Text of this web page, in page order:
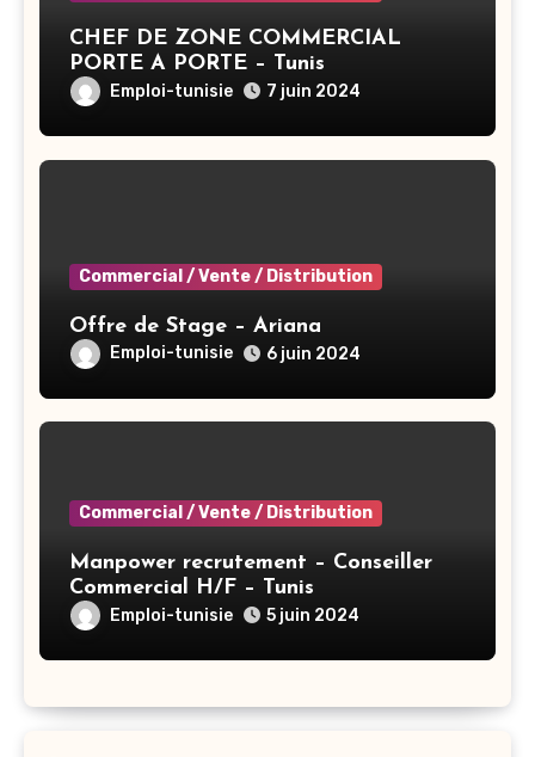
CHEF DE ZONE COMMERCIAL
PORTE A PORTE – Tunis
Emploi-tunisie 7 juin 2024
Commercial / Vente / Distribution
Offre de Stage – Ariana
Emploi-tunisie 6 juin 2024
Commercial / Vente / Distribution
Manpower recrutement – Conseiller
Commercial H/F – Tunis
Emploi-tunisie 5 juin 2024